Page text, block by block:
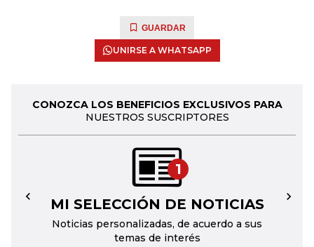
GUARDAR
UNIRSE A WHATSAPP
CONOZCA LOS BENEFICIOS EXCLUSIVOS PARA
NUESTROS SUSCRIPTORES
1
MI SELECCIÓN DE NOTICIAS
Noticias personalizadas, de acuerdo a sus
temas de interés
← →